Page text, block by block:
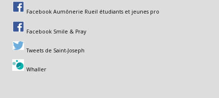
Facebook Aumônerie Rueil étudiants et jeunes pro
Facebook Smile & Pray
Tweets de Saint-Joseph
Whaller